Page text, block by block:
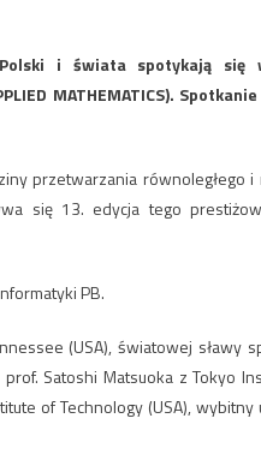
i świata spotykają się
MATHEMATICS).
przetwarzania równoległego
się 13. edycja tego
PB.
(USA), światowej sławy
Satoshi Matsuoka z Tokyo
of Technology (USA), wybitny